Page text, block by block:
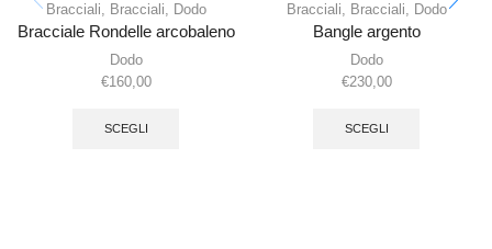
Bracciali, Bracciali, Dodo
Bracciale Rondelle arcobaleno
Dodo
€160,00
SCEGLI
Bracciali, Bracciali, Dodo
Bangle argento
Dodo
€230,00
SCEGLI